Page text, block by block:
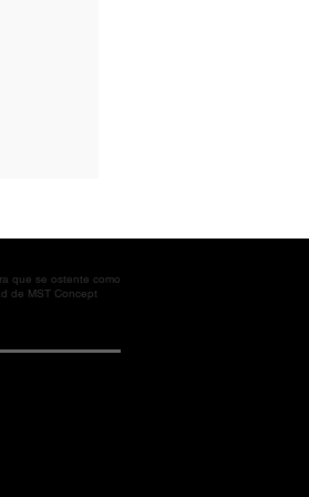
que se ostente como
de MST Concept